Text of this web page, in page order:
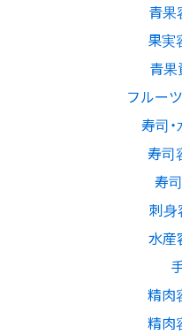
青果
果実
青果
フルーツ
寿司・
寿司
寿
刺身
水産
精肉
精肉